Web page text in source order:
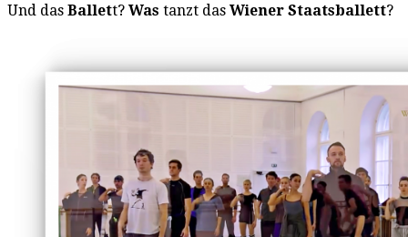
Und das Ballett? Was tanzt das Wiener Staatsballett?